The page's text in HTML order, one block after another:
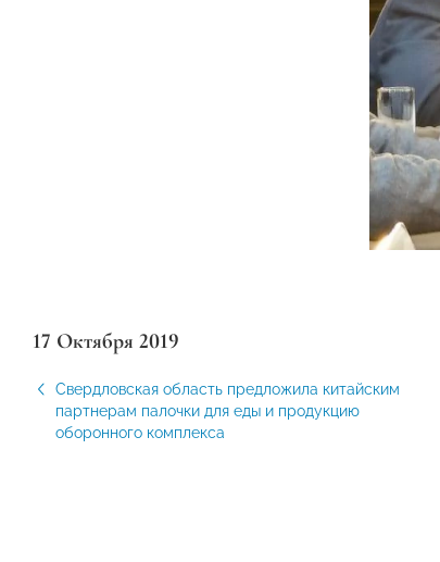
17 Октября 2019
Свердловская область предложила китайским
партнерам палочки для еды и продукцию
оборонного комплекса